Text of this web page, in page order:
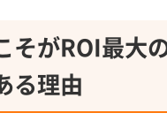
そがROI最大
る理由